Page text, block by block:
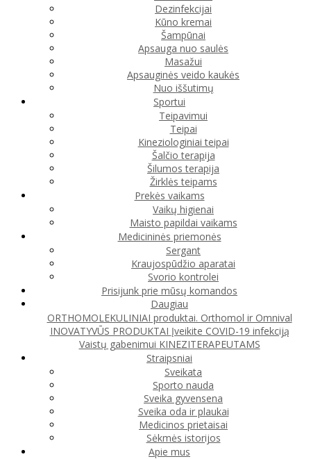
Dezinfekcijai
Kūno kremai
Šampūnai
Apsauga nuo saulės
Masažui
Apsauginės veido kaukės
Nuo iššutimų
Sportui
Teipavimui
Teipai
Kineziologiniai teipai
Šalčio terapija
Šilumos terapija
Žirklės teipams
Prekės vaikams
Vaikų higienai
Maisto papildai vaikams
Medicininės priemonės
Sergant
Kraujospūdžio aparatai
Svorio kontrolei
Prisijunk prie mūsų komandos
Daugiau
ORTHOMOLEKULINIAI produktai. Orthomol ir Omnival
INOVATYVŪS PRODUKTAI Įveikite COVID-19 infekciją
Vaistų gabenimui KINEZITERAPEUTAMS
Straipsniai
Sveikata
Sporto nauda
Sveika gyvensena
Sveika oda ir plaukai
Medicinos prietaisai
Sėkmės istorijos
Apie mus